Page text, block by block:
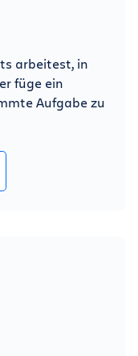
arbeitest, in
füge ein
Aufgabe zu